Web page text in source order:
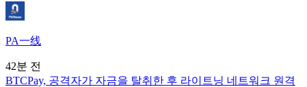
PA一线
42분 전
BTCPay, 공격자가 자금을 탈취한 후 라이트닝 네트워크 원격